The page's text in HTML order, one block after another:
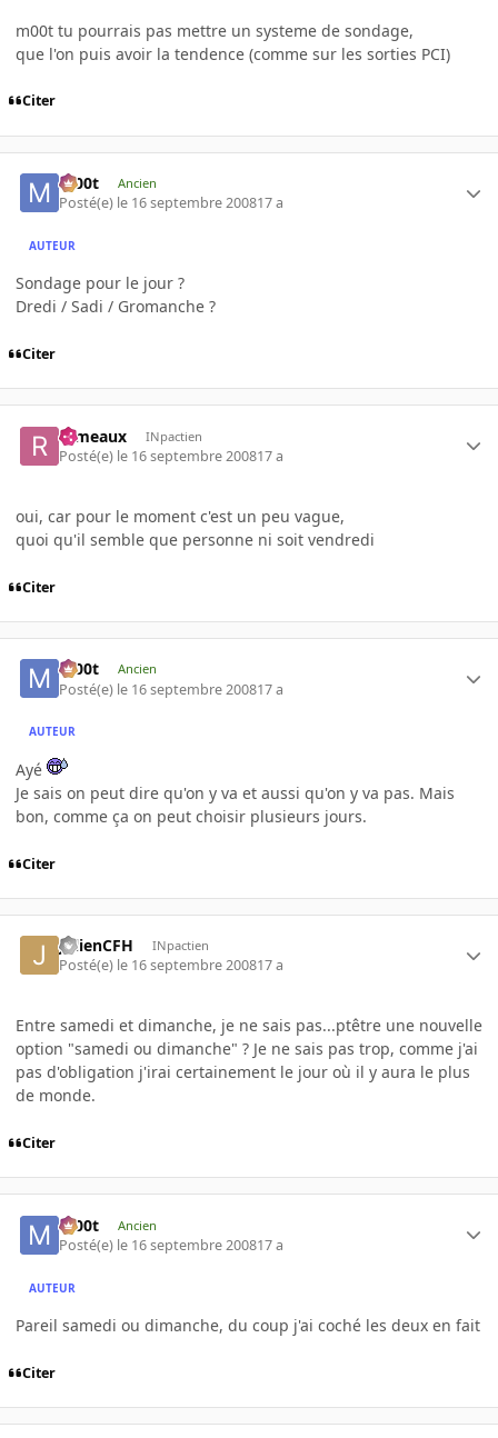
m00t tu pourrais pas mettre un systeme de sondage,
que l'on puis avoir la tendence (comme sur les sorties PCI)
Citer
m00t Ancien
Posté(e) le 16 septembre 200817 a
AUTEUR
Sondage pour le jour ?
Dredi / Sadi / Gromanche ?
Citer
rameaux INpactien
Posté(e) le 16 septembre 200817 a
oui, car pour le moment c'est un peu vague,
quoi qu'il semble que personne ni soit vendredi
Citer
m00t Ancien
Posté(e) le 16 septembre 200817 a
AUTEUR
Ayé
Je sais on peut dire qu'on y va et aussi qu'on y va pas. Mais
bon, comme ça on peut choisir plusieurs jours.
Citer
JulienCFH INpactien
Posté(e) le 16 septembre 200817 a
Entre samedi et dimanche, je ne sais pas...ptêtre une nouvelle
option "samedi ou dimanche" ? Je ne sais pas trop, comme j'ai
pas d'obligation j'irai certainement le jour où il y aura le plus
de monde.
Citer
m00t Ancien
Posté(e) le 16 septembre 200817 a
AUTEUR
Pareil samedi ou dimanche, du coup j'ai coché les deux en fait
Citer